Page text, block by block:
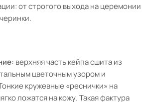
от строгого выхода на церемонии
верхняя часть кейпа сшита из
цветочным узором и
кружевные «реснички» на
ложатся на кожу. Такая фактура